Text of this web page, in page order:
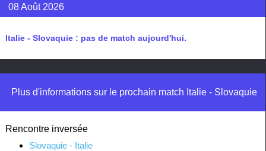
08 Août 2026
Italie - Slovaquie : pas de match aujourd'hui.
Plus d'informations sur le prochain match Italie - Slovaquie
Rencontre inversée
Slovaquie - Italie